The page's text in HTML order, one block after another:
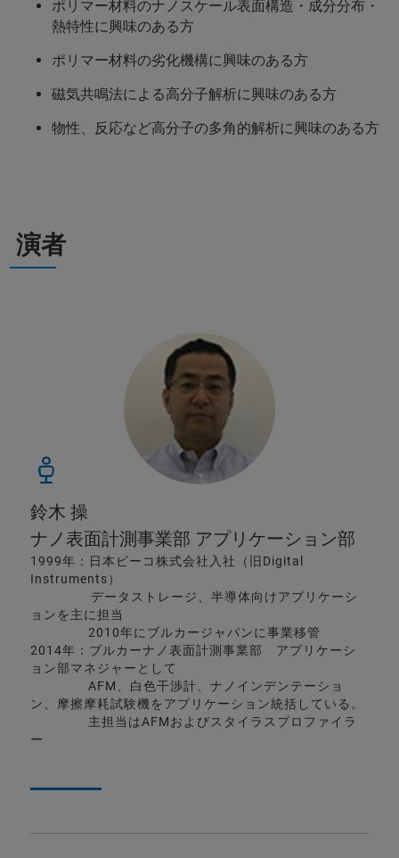
ポリマー材料のナノスケール表面構造・成分分布・
熱特性に興味のある方
ポリマー材料の劣化機構に興味のある方
磁気共鳴法による高分子解析に興味のある方
物性、反応など高分子の多角的解析に興味のある方
演者
鈴木 操
ナノ表面計測事業部 アプリケーション部
1999年：日本ビーコ株式会社入社（旧Digital
Instruments）
データストレージ、半導体向けアプリケーシ
ョンを主に担当
2010年にブルカージャパンに事業移管
2014年：ブルカーナノ表面計測事業部 アプリケーシ
ョン部マネジャーとして
AFM、白色干渉計、ナノインデンテーショ
ン、摩擦摩耗試験機をアプリケーション統括している。
主担当はAFMおよびスタイラスプロファイラ
ー